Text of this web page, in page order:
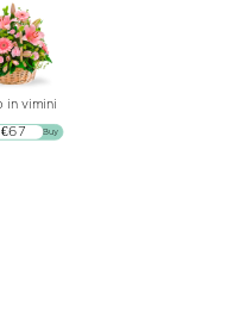
in vimini
▷▷ Buy